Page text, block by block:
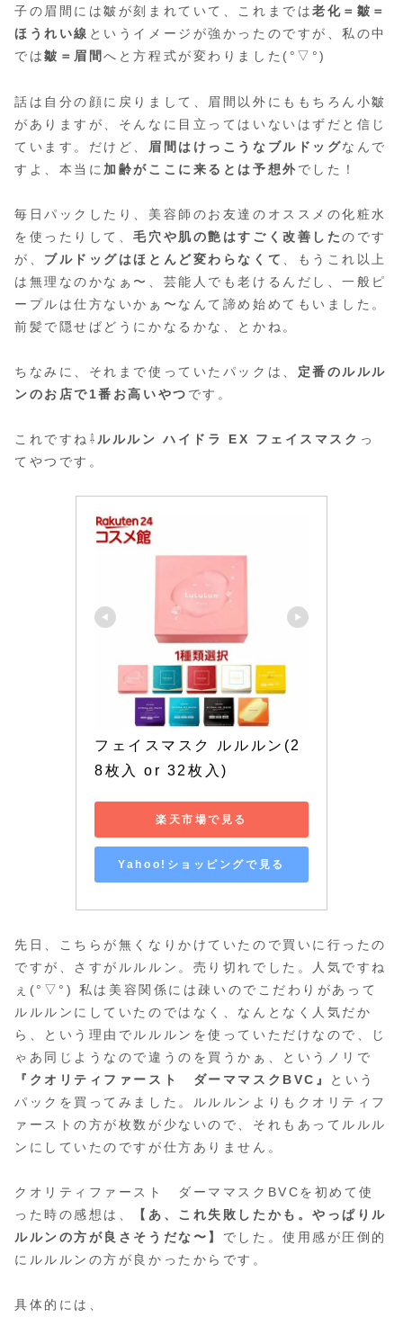
子の眉間には皺が刻まれていて、これまでは老化＝皺＝
ほうれい線 というイメージが強かったのですが、私の中
では皺＝眉間へと方程式が変わりました(°▽°)
話は自分の顔に戻りまして、眉間以外にももちろん小皺
がありますが、そんなに目立ってはいないはずだと信じ
ています。だけど、
眉間はけっこうなブルドッグなんで
すよ、本当に 加齢がここに来るとは予想外でした！
毎日パックしたり、美容師のお友達のオススメの化粧水
を使ったりして、毛穴や肌の艶はすごく改善したのです
が、 ブルドッグはほとんど変わらなくて
、もうこれ以上
は無理なのかなぁ〜、芸能人でも老けるんだし、一般ピ
ープルは仕方ないかぁ〜なんて諦め始めてもいました。
前髪で隠せばどうにかなるかな、とかね。
ちなみに、それまで使っていたパックは、 定番のルルル
ンのお店で1番お高いやつ です。
これですね⇩ ルルルン ハイドラ EX フェイスマスク っ
てやつです。
フェイスマスク ルルルン(2
8枚入 or 32枚入)
楽天市場で見る
Yahoo!ショッピングで見る
先日、こちらが無くなりかけていたので買いに行ったの
ですが、さすがルルルン。売り切れでした。人気ですね
ぇ(°▽°) 私は美容関係には疎いのでこだわりがあって
ルルルンにしていたのではなく、なんとなく人気だか
ら、という理由でルルルンを使っていただけなので、じ
ゃあ同じようなので違うのを買うかぁ、というノリで
『クオリティファースト ダーママスクBVC』
という
パックを買ってみました。ルルルンよりもクオリティフ
ァーストの方が枚数が少ないので、それもあってルルル
ンにしていたのですが仕方ありません。
クオリティファースト ダーママスクBVCを初めて使
った時の感想は、
【あ、これ失敗したかも。やっぱりル
ルルンの方が良さそうだな〜】 でした。使用感が圧倒的
にルルルンの方が良かったからです。
具体的には、